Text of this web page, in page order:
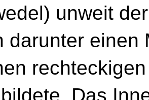
unweit
darunter einen
Das